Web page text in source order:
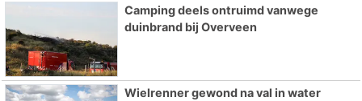
Camping deels ontruimd vanwege
duinbrand bij Overveen
Wielrenner gewond na val in water